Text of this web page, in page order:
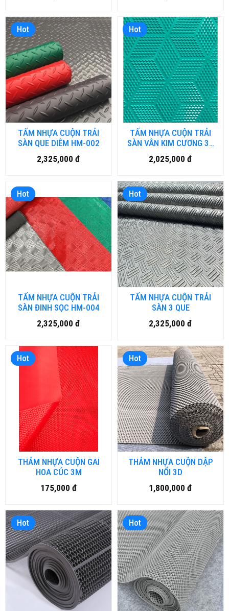
Hot
TẤM NHỰA CUỘN TRẢI
SÀN QUE DIÊM HM-002
2,325,000 đ
Hot
TẤM NHỰA CUỘN TRẢI
SÀN VÂN KIM CƯƠNG 3D
NỔI HM-005
2,025,000 đ
Hot
TẤM NHỰA CUỘN TRẢI
SÀN ĐINH SỌC HM-004
2,325,000 đ
Hot
TẤM NHỰA CUỘN TRẢI
SÀN 3 QUE
2,325,000 đ
Hot
THẢM NHỰA CUỘN GAI
HOA CÚC 3M
175,000 đ
Hot
THẢM NHỰA CUỘN DẬP
NỔI 3D
1,800,000 đ
Hot Hot